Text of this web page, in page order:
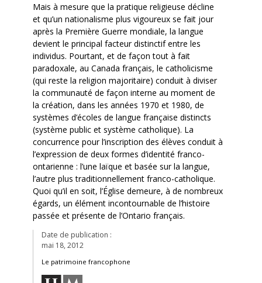
Date de publication :
mai 18, 2012
Le patrimoine francophone
Mais à mesure que la pratique religieuse décline
et qu’un nationalisme plus vigoureux se fait jour
après la Première Guerre mondiale, la langue
devient le principal facteur distinctif entre les
individus. Pourtant, et de façon tout à fait
paradoxale, au Canada français, le catholicisme
(qui reste la religion majoritaire) conduit à diviser
la communauté de façon interne au moment de
la création, dans les années 1970 et 1980, de
systèmes d’écoles de langue française distincts
(système public et système catholique). La
concurrence pour l’inscription des élèves conduit à
l’expression de deux formes d’identité franco-
ontarienne : l’une laïque et basée sur la langue,
l’autre plus traditionnellement franco-catholique.
Quoi qu’il en soit, l’Église demeure, à de nombreux
égards, un élément incontournable de l’histoire
passée et présente de l’Ontario français.